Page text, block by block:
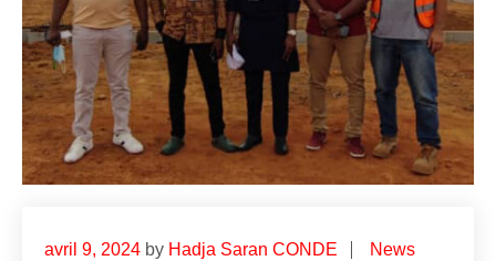
avril 9, 2024 by Hadja Saran CONDE News